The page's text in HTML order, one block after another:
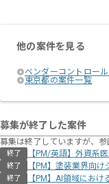
他の案件を見る
ベンダーコントロー
東京都の案件一覧
募集が終了した案件
募集は終了していますが、
終了 【PM/英語】外資系
終了 【PM】塗装業界向
終了 【PM】AI領域にお